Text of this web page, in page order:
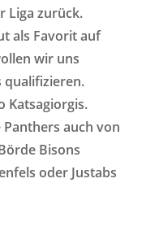
Liga zurück.
als Favorit auf
wir uns
qualifizieren.
Katsagiorgis.
auch von
Bisons
oder Justabs